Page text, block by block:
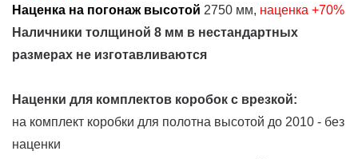
Наценка на погонаж высотой 2750 мм, наценка +70%
Наличники толщиной 8 мм в нестандартных
размерах не изготавливаются
Наценки для комплектов коробок с врезкой:
на комплект коробки для полотна высотой до 2010 - без
наценки